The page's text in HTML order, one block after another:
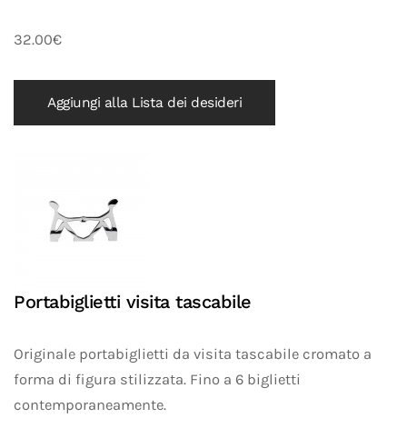
32.00€
Aggiungi alla Lista dei desideri
Portabiglietti visita tascabile
Originale portabiglietti da visita tascabile cromato a
forma di figura stilizzata. Fino a 6 biglietti
contemporaneamente.